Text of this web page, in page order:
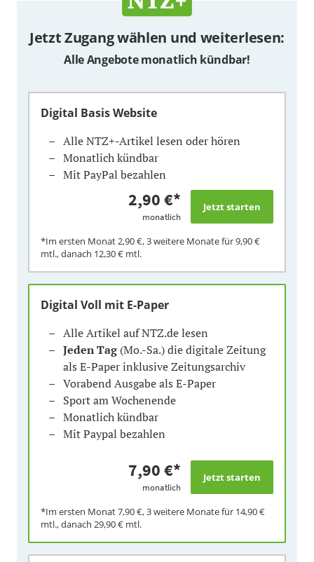
Jetzt Zugang wählen und weiterlesen:
Alle Angebote monatlich kündbar!
Digital Basis Website
Alle NTZ+-Artikel lesen oder hören
Monatlich kündbar
Mit PayPal bezahlen
2,90 €*
monatlich
*Im ersten Monat2,90 €, 3 weitere Monate für9,90 €
mtl., danach 12,30 € mtl.
Digital Voll mit E-Paper
Alle Artikel auf NTZ.de lesen
Jeden Tag(Mo.-Sa.) die digitale Zeitung
als E-Paper inklusive Zeitungsarchiv
Vorabend Ausgabe als E-Paper
Sport am Wochenende
Monatlich kündbar
Mit Paypal bezahlen
7,90 €*
monatlich
*Im ersten Monat7,90 €, 3 weitere Monate für 14,90 €
mtl., danach 29,90 € mtl.